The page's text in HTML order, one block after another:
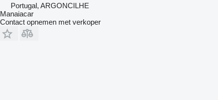
Portugal, ARGONCILHE
Manaiacar
Contact opnemen met verkoper